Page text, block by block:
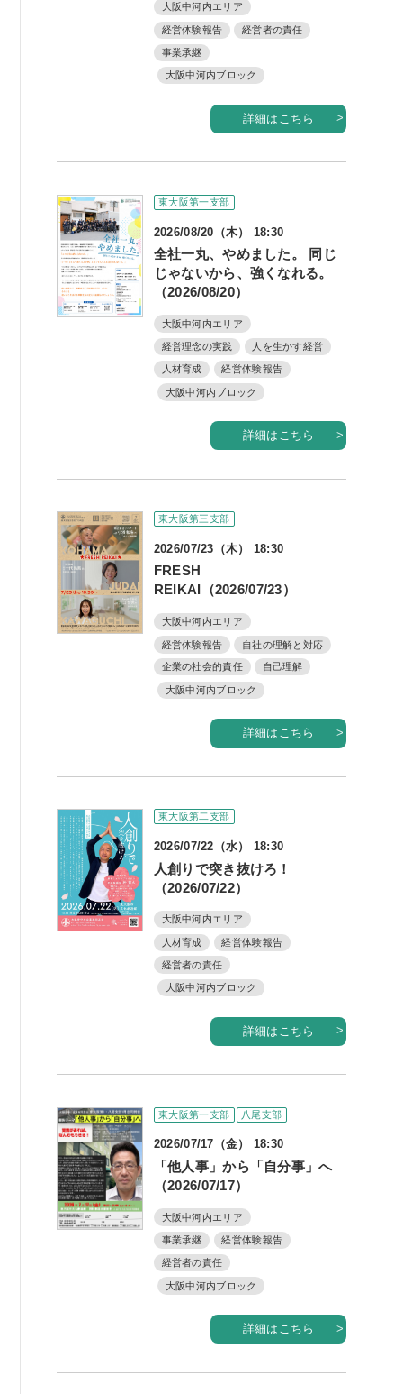
コンテンツ
06-6944-1251
大阪市中央区農人橋2丁目-1-30 谷町八木ビル4F
大阪中河内エリア
経営体験報告 経営者の責任
事業承継
大阪中河内ブロック
詳細はこちら
東大阪第一支部
2026/08/20（木） 18:30
全社一丸、やめました。 同じ
じゃないから、強くなれる。
（2026/08/20）
大阪中河内エリア
経営理念の実践 人を生かす経営
人材育成 経営体験報告
大阪中河内ブロック
詳細はこちら
東大阪第三支部
2026/07/23（木） 18:30
FRESH
REIKAI（2026/07/23）
大阪中河内エリア
経営体験報告 自社の理解と対応
企業の社会的責任 自己理解
大阪中河内ブロック
詳細はこちら
東大阪第二支部
2026/07/22（水） 18:30
人創りで突き抜けろ！
（2026/07/22）
大阪中河内エリア
人材育成 経営体験報告
経営者の責任
大阪中河内ブロック
詳細はこちら
東大阪第一支部 八尾支部
2026/07/17（金） 18:30
「他人事」から「自分事」へ
（2026/07/17）
大阪中河内エリア
事業承継 経営体験報告
経営者の責任
大阪中河内ブロック
詳細はこちら